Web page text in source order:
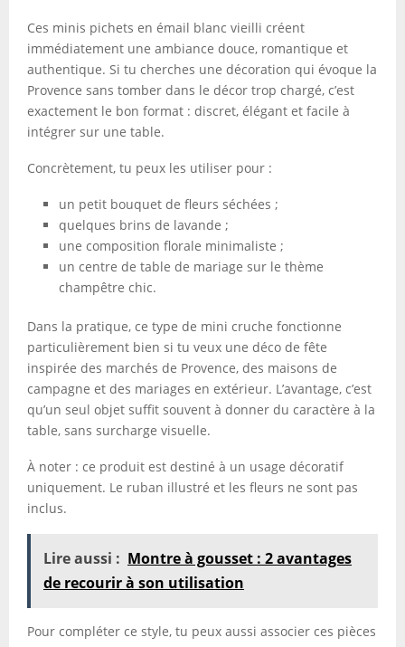
Ces minis pichets en émail blanc vieilli créent
immédiatement une ambiance douce, romantique et
authentique. Si tu cherches une décoration qui évoque la
Provence sans tomber dans le décor trop chargé, c’est
exactement le bon format : discret, élégant et facile à
intégrer sur une table.
Concrètement, tu peux les utiliser pour :
un petit bouquet de fleurs séchées ;
quelques brins de lavande ;
une composition florale minimaliste ;
un centre de table de mariage sur le thème
champêtre chic.
Dans la pratique, ce type de mini cruche fonctionne
particulièrement bien si tu veux une déco de fête
inspirée des marchés de Provence, des maisons de
campagne et des mariages en extérieur. L’avantage, c’est
qu’un seul objet suffit souvent à donner du caractère à la
table, sans surcharge visuelle.
À noter : ce produit est destiné à un usage décoratif
uniquement. Le ruban illustré et les fleurs ne sont pas
inclus.
Lire aussi : Montre à gousset : 2 avantages
de recourir à son utilisation
Pour compléter ce style, tu peux aussi associer ces pièces